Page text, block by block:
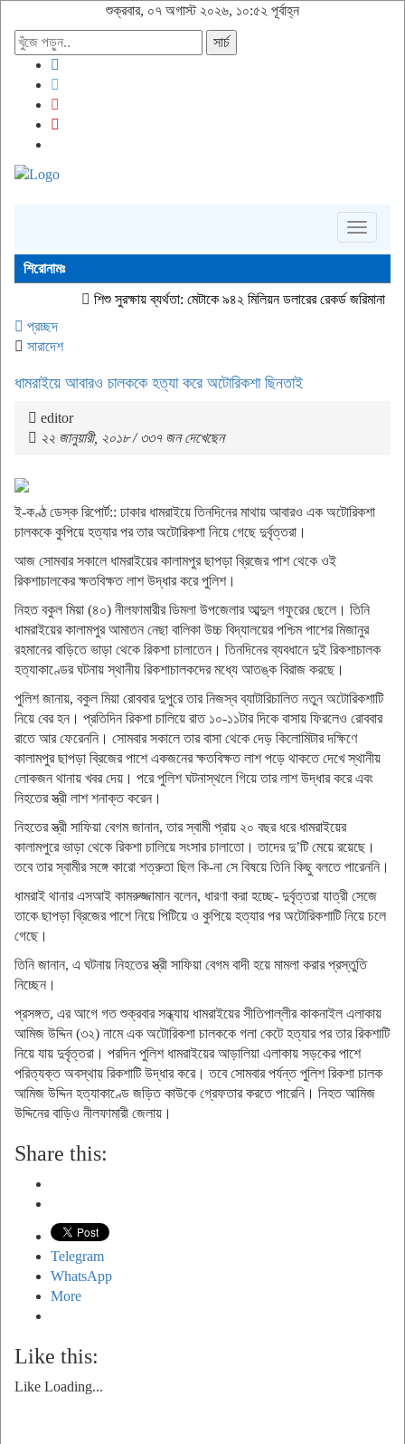
শুক্রবার, ০৭ অগাস্ট ২০২৬, ১০:৫২ পূর্বাহ্ন
সার্চ
Toggle
শিরোনামঃ
শিশু সুরক্ষায় ব্যর্থতা: মেটাকে ৯৪২ মিলিয়ন ডলারের রেকর্ড জরিমানা নিউ মেক্সিকোর
প্রচ্ছদ
সারাদেশ
ধামরাইয়ে আবারও চালককে হত্যা করে অটোরিকশা ছিনতাই
editor
২২ জানুয়ারী, ২০১৮ / ৩৩৭ জন দেখেছেন
ই-কণ্ঠ ডেস্ক রিপোর্ট:: ঢাকার ধামরাইয়ে তিনদিনের মাথায় আবারও এক অটোরিকশা
চালককে কুপিয়ে হত্যার পর তার অটোরিকশা নিয়ে গেছে দুর্বৃত্তরা।
আজ সোমবার সকালে ধামরাইয়ের কালামপুর ছাপড়া ব্রিজের পাশ থেকে ওই
রিকশাচালকের ক্ষতবিক্ষত লাশ উদ্ধার করে পুলিশ।
নিহত বকুল মিয়া (৪০) নীলফামারীর ডিমলা উপজেলার আব্দুল গফুরের ছেলে। তিনি
ধামরাইয়ের কালামপুর আমাতন নেছা বালিকা উচ্চ বিদ্যালয়ের পশ্চিম পাশের মিজানুর
রহমানের বাড়িতে ভাড়া থেকে রিকশা চালাতেন। তিনদিনের ব্যবধানে দুই রিকশাচালক
হত্যাকাণ্ডের ঘটনায় স্থানীয় রিকশাচালকদের মধ্যে আতঙ্ক বিরাজ করছে।
পুলিশ জানায়, বকুল মিয়া রোববার দুপুরে তার নিজস্ব ব্যাটারিচালিত নতুন অটোরিকশাটি
নিয়ে বের হন। প্রতিদিন রিকশা চালিয়ে রাত ১০-১১টার দিকে বাসায় ফিরলেও রোববার
রাতে আর ফেরেননি। সোমবার সকালে তার বাসা থেকে দেড় কিলোমিটার দক্ষিণে
কালামপুর ছাপড়া ব্রিজের পাশে একজনের ক্ষতবিক্ষত লাশ পড়ে থাকতে দেখে স্থানীয়
লোকজন থানায় খবর দেয়। পরে পুলিশ ঘটনাস্থলে গিয়ে তার লাশ উদ্ধার করে এবং
নিহতের স্ত্রী লাশ শনাক্ত করেন।
নিহতের স্ত্রী সাফিয়া বেগম জানান, তার স্বামী প্রায় ২০ বছর ধরে ধামরাইয়ের
কালামপুরে ভাড়া থেকে রিকশা চালিয়ে সংসার চালাতো। তাদের দু’টি মেয়ে রয়েছে।
তবে তার স্বামীর সঙ্গে কারো শত্রুতা ছিল কি-না সে বিষয়ে তিনি কিছু বলতে পারেননি।
ধামরাই থানার এসআই কামরুজ্জামান বলেন, ধারণা করা হচ্ছে- দুর্বৃত্তরা যাত্রী সেজে
তাকে ছাপড়া ব্রিজের পাশে নিয়ে পিটিয়ে ও কুপিয়ে হত্যার পর অটোরিকশাটি নিয়ে চলে
গেছে।
তিনি জানান, এ ঘটনায় নিহতের স্ত্রী সাফিয়া বেগম বাদী হয়ে মামলা করার প্রস্তুতি
নিচ্ছেন।
প্রসঙ্গত, এর আগে গত শুক্রবার সন্ধ্যায় ধামরাইয়ের সীতিপাল্লীর কাকনাইল এলাকায়
আমিজ উদ্দিন (৩২) নামে এক অটোরিকশা চালককে গলা কেটে হত্যার পর তার রিকশাটি
নিয়ে যায় দুর্বৃত্তরা। পরদিন পুলিশ ধামরাইয়ের আড়ালিয়া এলাকায় সড়কের পাশে
পরিত্যক্ত অবস্থায় রিকশাটি উদ্ধার করে। তবে সোমবার পর্যন্ত পুলিশ রিকশা চালক
আমিজ উদ্দিন হত্যাকাণ্ডে জড়িত কাউকে গ্রেফতার করতে পারেনি। নিহত আমিজ
উদ্দিনের বাড়িও নীলফামারী জেলায়।
Share this:
Telegram
WhatsApp
More
Like this:
Like Loading...